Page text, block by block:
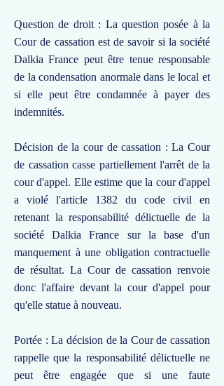
Question de droit : La question posée à la
Cour de cassation est de savoir si la société
Dalkia France peut être tenue responsable
de la condensation anormale dans le local et
si elle peut être condamnée à payer des
indemnités.
Décision de la cour de cassation : La Cour
de cassation casse partiellement l'arrêt de la
cour d'appel. Elle estime que la cour d'appel
a violé l'article 1382 du code civil en
retenant la responsabilité délictuelle de la
société Dalkia France sur la base d'un
manquement à une obligation contractuelle
de résultat. La Cour de cassation renvoie
donc l'affaire devant la cour d'appel pour
qu'elle statue à nouveau.
Portée : La décision de la Cour de cassation
rappelle que la responsabilité délictuelle ne
peut être engagée que si une faute